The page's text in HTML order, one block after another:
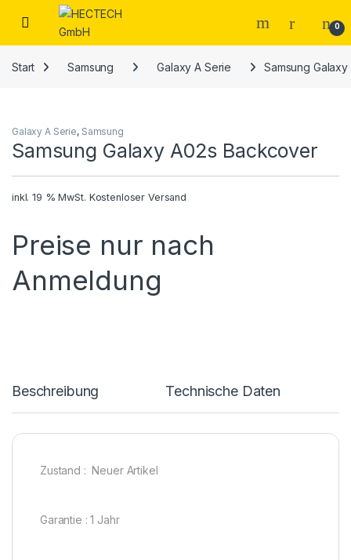
Open 0
Start Samsung Galaxy A Serie Samsung
Galaxy A Serie, Samsung
Samsung Galaxy A02s Backcover
inkl. 19 % MwSt. Kostenloser Versand
Preise nur nach
Anmeldung
Beschreibung Technische Daten
Zustand : Neuer Artikel
Garantie : 1 Jahr